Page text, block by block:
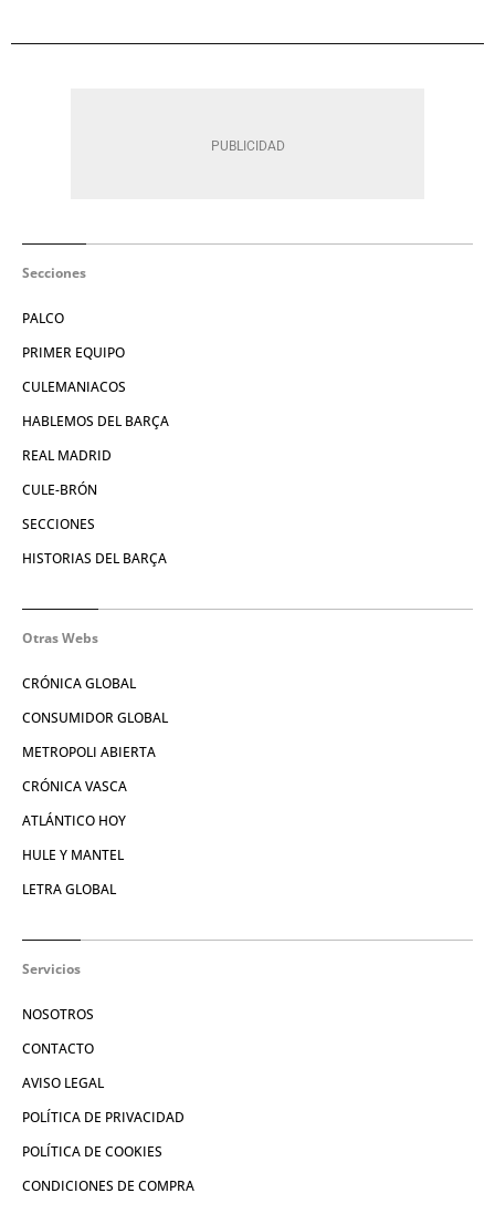
Secciones
PALCO
PRIMER EQUIPO
CULEMANIACOS
HABLEMOS DEL BARÇA
REAL MADRID
CULE-BRÓN
SECCIONES
HISTORIAS DEL BARÇA
Otras Webs
CRÓNICA GLOBAL
CONSUMIDOR GLOBAL
METROPOLI ABIERTA
CRÓNICA VASCA
ATLÁNTICO HOY
HULE Y MANTEL
LETRA GLOBAL
Servicios
NOSOTROS
CONTACTO
AVISO LEGAL
POLÍTICA DE PRIVACIDAD
POLÍTICA DE COOKIES
CONDICIONES DE COMPRA